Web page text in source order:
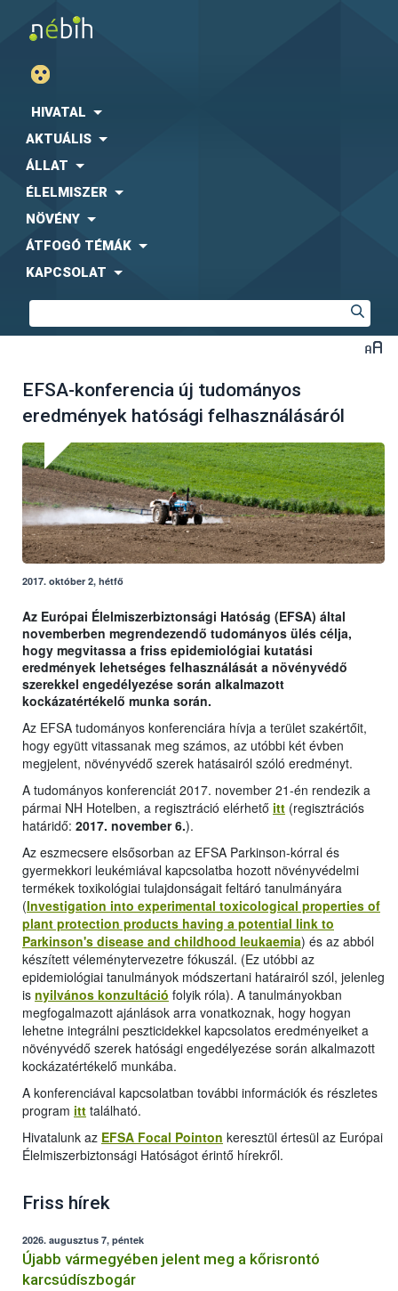
HIVATAL
AKTUÁLIS
ÁLLAT
ÉLELMISZER
NÖVÉNY
ÁTFOGÓ TÉMÁK
KAPCSOLAT
EFSA-konferencia új tudományos
eredmények hatósági felhasználásáról
2017. október 2, hétfő
Az Európai Élelmiszerbiztonsági Hatóság (EFSA) által
novemberben megrendezendő tudományos ülés célja,
hogy megvitassa a friss epidemiológiai kutatási
eredmények lehetséges felhasználását a növényvédő
szerekkel engedélyezése során alkalmazott
kockázatértékelő munka során.
Az EFSA tudományos konferenciára hívja a terület szakértőit,
hogy együtt vitassanak meg számos, az utóbbi két évben
megjelent, növényvédő szerek hatásairól szóló eredményt.
A tudományos konferenciát 2017. november 21-én rendezik a
pármai NH Hotelben, a regisztráció elérhető itt (regisztrációs
határidő: 2017. november 6.).
Az eszmecsere elsősorban az EFSA Parkinson-kórral és
gyermekkori leukémiával kapcsolatba hozott növényvédelmi
termékek toxikológiai tulajdonságait feltáró tanulmányára
(Investigation into experimental toxicological properties of
plant protection products having a potential link to
Parkinson's disease and childhood leukaemia) és az abból
készített véleménytervezetre fókuszál. (Ez utóbbi az
epidemiológiai tanulmányok módszertani határairól szól, jelenleg
is nyilvános konzultáció folyik róla). A tanulmányokban
megfogalmazott ajánlások arra vonatkoznak, hogy hogyan
lehetne integrálni peszticidekkel kapcsolatos eredményeiket a
növényvédő szerek hatósági engedélyezése során alkalmazott
kockázatértékelő munkába.
A konferenciával kapcsolatban további információk és részletes
program itt található.
Hivatalunk az EFSA Focal Pointon keresztül értesül az Európai
Élelmiszerbiztonsági Hatóságot érintő hírekről.
Friss hírek
2026. augusztus 7, péntek
Újabb vármegyében jelent meg a kőrisrontó
karcsúdíszbogár